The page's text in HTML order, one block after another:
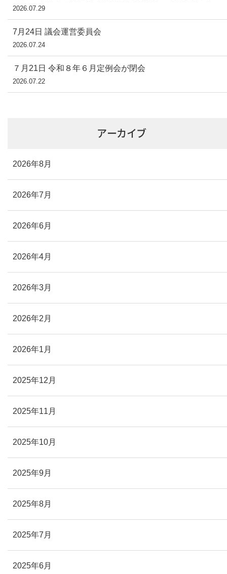
2026.07.29
7月24日 議会運営委員会
2026.07.24
７月21日 令和８年６月定例会が閉会
2026.07.22
アーカイブ
2026年8月
2026年7月
2026年6月
2026年4月
2026年3月
2026年2月
2026年1月
2025年12月
2025年11月
2025年10月
2025年9月
2025年8月
2025年7月
2025年6月